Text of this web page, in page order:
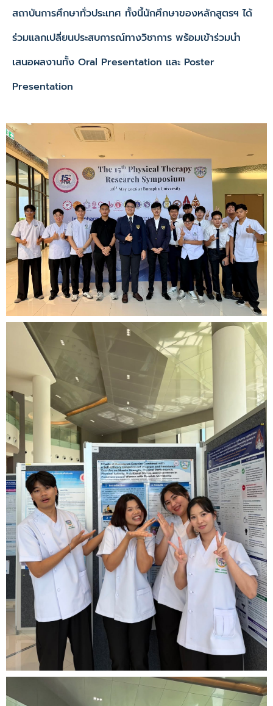
สถาบันการศึกษาทั่วประเทศ ทั้งนี้นักศึกษาของหลักสูตรฯ ได้
ร่วมแลกเปลี่ยนประสบการณ์ทางวิชาการ พร้อมเข้าร่วมนำ
เสนอผลงานทั้ง Oral Presentation และ Poster
Presentation